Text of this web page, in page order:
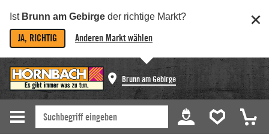
Ist Brunn am Gebirge der richtige Markt?
JA, RICHTIG Anderen Markt wählen
Brunn am Gebirge